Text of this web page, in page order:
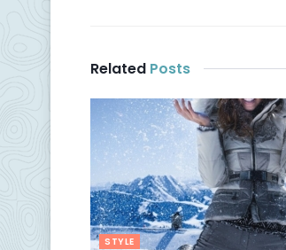
Related Posts
STYLE